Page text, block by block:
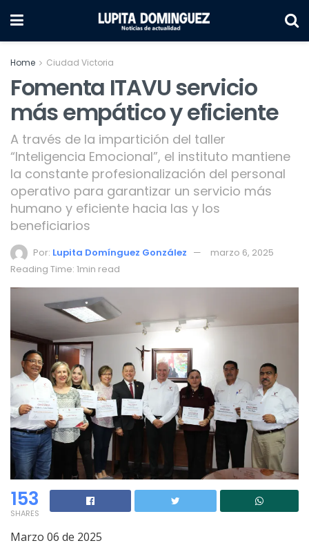
Home Ciudad Victoria
Fomenta ITAVU servicio
más empático y eficiente
A través de la impartición del taller
“Inteligencia Emocional”, el instituto mantiene
la constante profesionalización del personal
operativo para garantizar un servicio más
humano y eficiente hacia las y los
beneficiarios
Por: Lupita Domínguez González
marzo 6, 2025
Reading Time: 1min read
153
SHARES
Marzo 06 de 2025